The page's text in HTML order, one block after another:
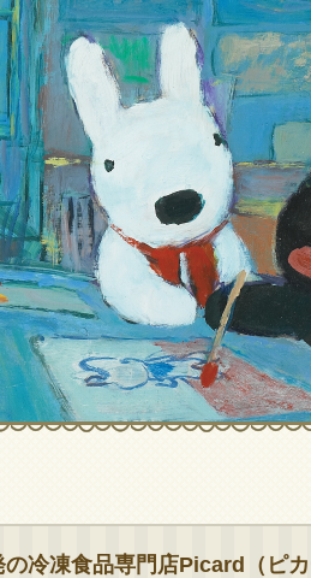
冷凍食品専門店Picard（ピ